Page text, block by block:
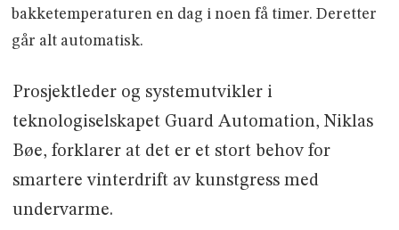
bakketemperaturen en dag i noen få timer. Deretter
går alt automatisk.
Prosjektleder og systemutvikler i
teknologiselskapet Guard Automation, Niklas
Bøe, forklarer at det er et stort behov for
smartere vinterdrift av kunstgress med
undervarme.